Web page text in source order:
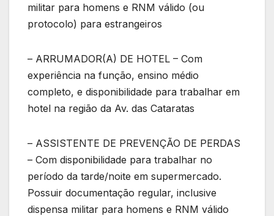
militar para homens e RNM válido (ou
protocolo) para estrangeiros
– ARRUMADOR(A) DE HOTEL – Com
experiência na função, ensino médio
completo, e disponibilidade para trabalhar em
hotel na região da Av. das Cataratas
– ASSISTENTE DE PREVENÇÃO DE PERDAS
– Com disponibilidade para trabalhar no
período da tarde/noite em supermercado.
Possuir documentação regular, inclusive
dispensa militar para homens e RNM válido